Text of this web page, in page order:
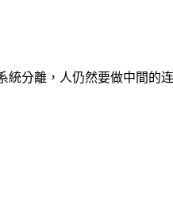
分離，人仍然要做中間的